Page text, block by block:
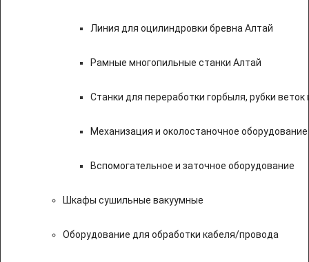
Линия для оцилиндровки бревна Алтай
Рамные многопильные станки Алтай
Станки для переработки горбыля, рубки веток
Механизация и околостаночное оборудование
Вспомогательное и заточное оборудование
Шкафы сушильные вакуумные
Оборудование для обработки кабеля/провода